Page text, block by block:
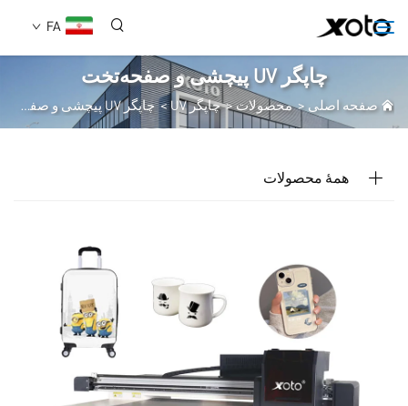
FA
دربارهٔ ما
محصولات
سوالات متداول
چاپگر UV پیچشی و صفحه‌تخت
صفحه اصلی >محصولات>چاپگر UV >چاپگر UV پیچشی و صفحه‌تخت
همهٔ محصولات